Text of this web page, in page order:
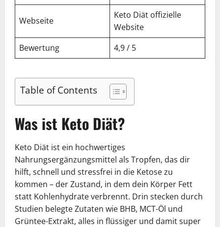
Webseite
Keto Diät offizielle
Website
Bewertung
4,9 / 5
Table of Contents
Was ist Keto Diät?
Keto Diät ist ein hochwertiges
Nahrungsergänzungsmittel als Tropfen, das dir
hilft, schnell und stressfrei in die Ketose zu
kommen – der Zustand, in dem dein Körper Fett
statt Kohlenhydrate verbrennt. Drin stecken durch
Studien belegte Zutaten wie BHB, MCT-Öl und
Grüntee-Extrakt, alles in flüssiger und damit super